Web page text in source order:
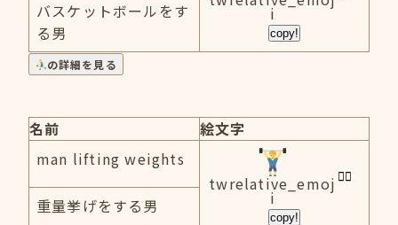
i
copy!
バスケットボールをす
る男
の詳細を見る
名前
絵文字
man lifting weights
twrelative_emoj
i
copy!
重量挙げをする男